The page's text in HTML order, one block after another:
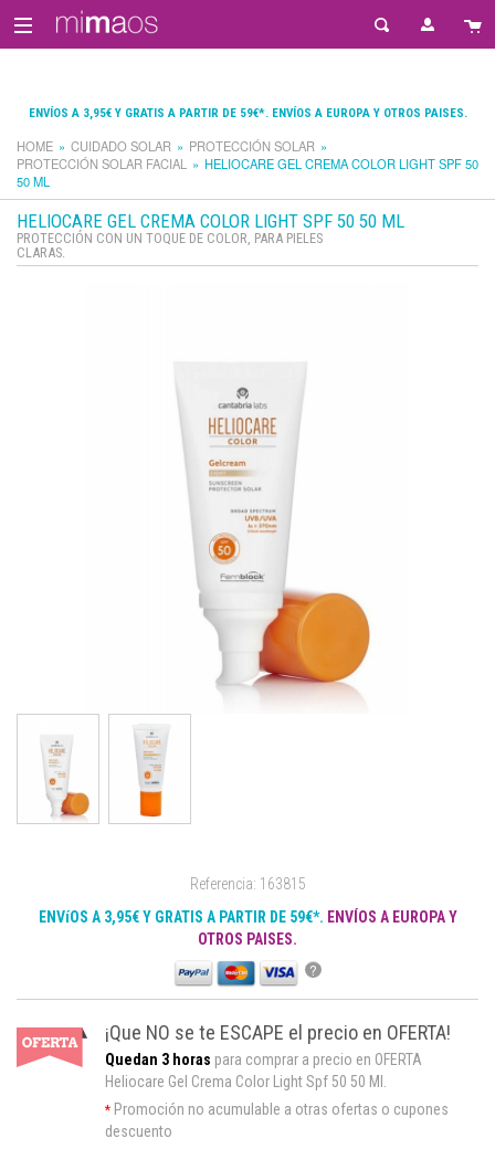
ENVÍOS A 3,95€ Y GRATIS A PARTIR DE 59€*. ENVÍOS A EUROPA Y OTROS PAISES.
HOME CUIDADO SOLAR
PROTECCIÓN SOLAR
PROTECCIÓN SOLAR FACIAL
HELIOCARE GEL CREMA COLOR LIGHT SPF 50
50 ML
HELIOCARE GEL CREMA COLOR LIGHT SPF 50 50 ML
PROTECCIÓN CON UN TOQUE DE COLOR, PARA PIELES
CLARAS.
Referencia: 163815
ENVíOS A 3,95€ Y GRATIS A PARTIR DE 59€*. ENVÍOS A EUROPA Y
OTROS PAISES.
?
¡Que NO se te ESCAPE el precio en OFERTA!
Quedan 3 horas para comprar a precio en OFERTA
Heliocare Gel Crema Color Light Spf 50 50 Ml.
* Promoción no acumulable a otras ofertas o cupones
descuento